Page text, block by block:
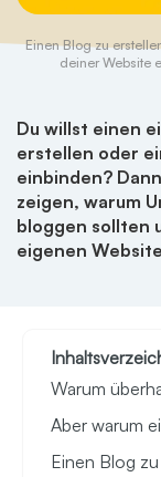
Einen Blog zu
deiner Website
Du willst einen
erstellen oder
einbinden?
zeigen, warum
bloggen sollten
eigenen
Warum
Aber warum
Einen Blog